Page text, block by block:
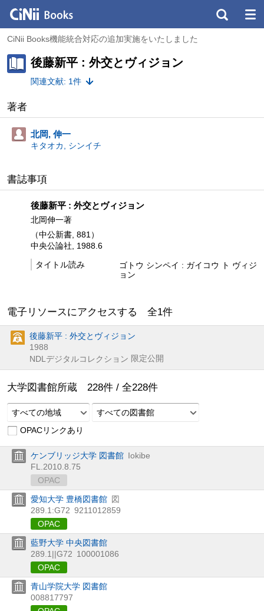
CiNii Books機能統合対応の追加実施をいたしました
後藤新平 : 外交とヴィジョン
関連文献: 1件
著者
北岡, 伸一
キタオカ, シンイチ
書誌事項
後藤新平 : 外交とヴィジョン
北岡伸一著
（中公新書, 881）
中央公論社, 1988.6
タイトル読み
ゴトウ シンペイ : ガイコウ ト ヴィジ
ョン
電子リソースにアクセスする 全1件
後藤新平 : 外交とヴィジョン
1988
NDLデジタルコレクション 限定公開
大学図書館所蔵 228件 / 全228件
すべての地域
すべての図書館
OPACリンクあり
ケンブリッジ大学 図書館 Iokibe
FL.2010.8.75
OPAC
愛知大学 豊橋図書館 図
289.1:G72 9211012859
OPAC
藍野大学 中央図書館
289.1||G72 100001086
OPAC
青山学院大学 図書館
008817797